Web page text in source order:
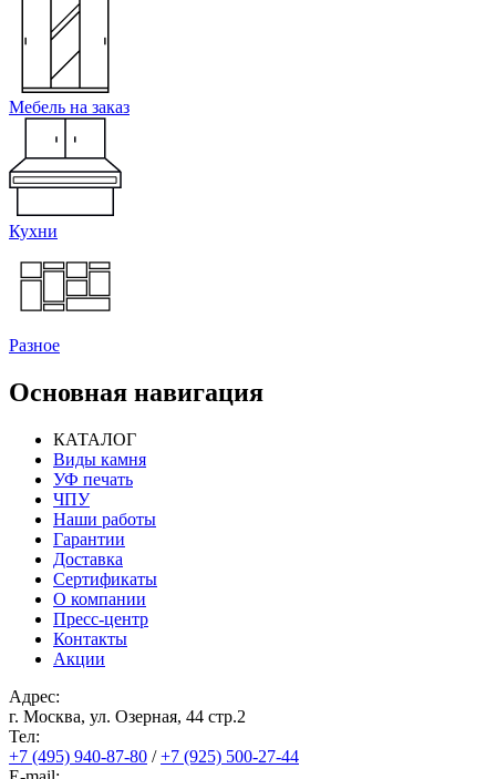
Мебель на заказ
Кухни
Разное
Основная навигация
КАТАЛОГ
Виды камня
УФ печать
ЧПУ
Наши работы
Гарантии
Доставка
Сертификаты
О компании
Пресс-центр
Контакты
Акции
Адрес:
г. Москва, ул. Озерная, 44 cтр.2
Тел:
+7 (495) 940-87-80 /+7 (925) 500-27-44